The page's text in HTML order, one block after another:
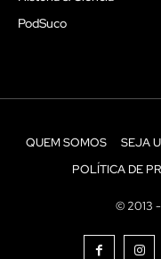
PodSuco
QUEM SOMOS SEJA
POLÍTICA DE
© 2013